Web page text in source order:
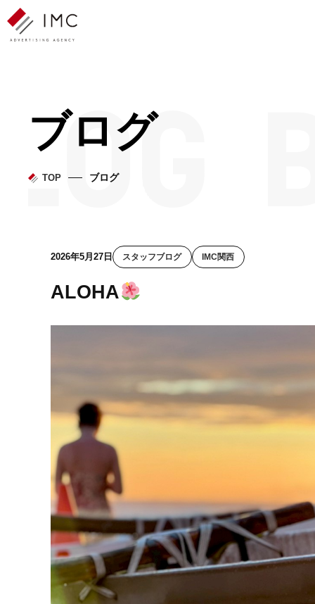
ブログ
TOP ブログ
2026年5月27日 スタッフブログ IMC関西
ALOHA